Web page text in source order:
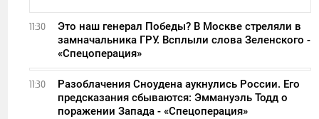
11:30
Это наш генерал Победы? В Москве стреляли в
замначальника ГРУ. Всплыли слова Зеленского -
«Спецоперация»
11:30
Разоблачения Сноудена аукнулись России. Его
предсказания сбываются: Эммануэль Тодд о
поражении Запада - «Спецоперация»